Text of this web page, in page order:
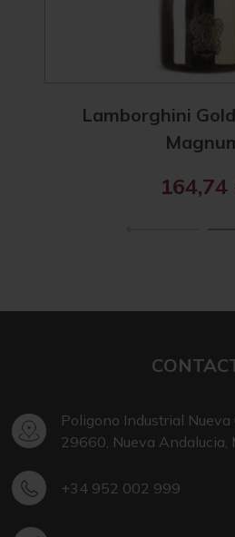
Lamborghini
164,74
Poligono Industrial
29660, Nueva Andalucia,
+34 952 002 999